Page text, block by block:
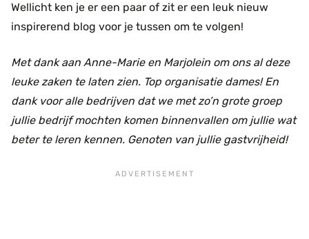
Wellicht ken je er een paar of zit er een leuk nieuw
inspirerend blog voor je tussen om te volgen!
Met dank aan Anne-Marie en Marjolein om ons al deze
leuke zaken te laten zien. Top organisatie dames! En
dank voor alle bedrijven dat we met zo’n grote groep
jullie bedrijf mochten komen binnenvallen om jullie wat
beter te leren kennen. Genoten van jullie gastvrijheid!